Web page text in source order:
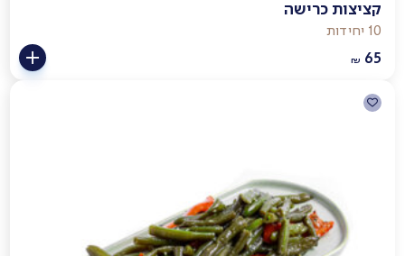
קציצות כרישה
10 יחידות
₪ 65